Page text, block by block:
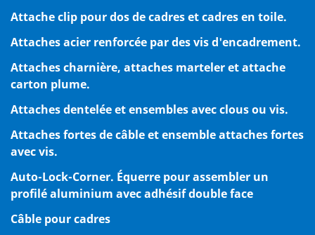
Attache clip pour dos de cadres et cadres en toile.
Attaches acier renforcée par des vis d'encadrement.
Attaches charnière, attaches marteler et attache
carton plume.
Attaches dentelée et ensembles avec clous ou vis.
Attaches fortes de câble et ensemble attaches fortes
avec vis.
Auto-Lock-Corner. Équerre pour assembler un
profilé aluminium avec adhésif double face
Câble pour cadres